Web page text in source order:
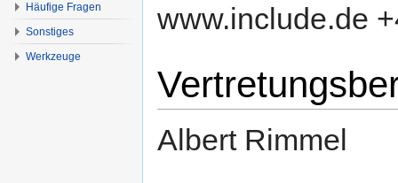
www.include.de
Albert Rimmel
Häufige Fragen
Sonstiges
Werkzeuge